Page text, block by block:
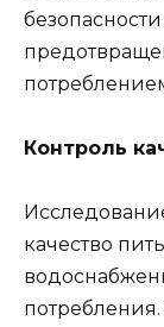
Контроль
качество
потребления.